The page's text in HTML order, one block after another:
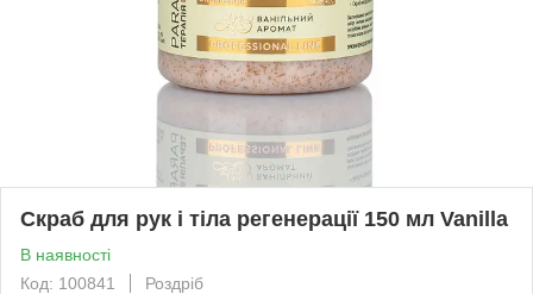
Скраб для рук і тіла регенерації 150 мл Vanilla
В наявності
Код: 100841
Роздріб